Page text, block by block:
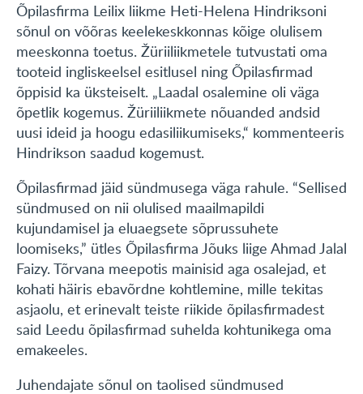
Õpilasfirma Leilix liikme Heti-Helena Hindriksoni
sõnul on võõras keelekeskkonnas kõige olulisem
meeskonna toetus. Žüriiliikmetele tutvustati oma
tooteid ingliskeelsel esitlusel ning Õpilasfirmad
õppisid ka üksteiselt. „Laadal osalemine oli väga
õpetlik kogemus. Žüriiliikmete nõuanded andsid
uusi ideid ja hoogu edasiliikumiseks,“ kommenteeris
Hindrikson saadud kogemust.
Õpilasfirmad jäid sündmusega väga rahule. “Sellised
sündmused on nii olulised maailmapildi
kujundamisel ja eluaegsete sõprussuhete
loomiseks,” ütles Õpilasfirma Jõuks liige Ahmad Jalal
Faizy. Tõrvana meepotis mainisid aga osalejad, et
kohati häiris ebavõrdne kohtlemine, mille tekitas
asjaolu, et erinevalt teiste riikide õpilasfirmadest
said Leedu õpilasfirmad suhelda kohtunikega oma
emakeeles.
Juhendajate sõnul on taolised sündmused